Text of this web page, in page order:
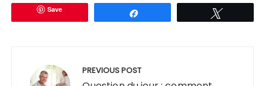
Save
PREVIOUS POST